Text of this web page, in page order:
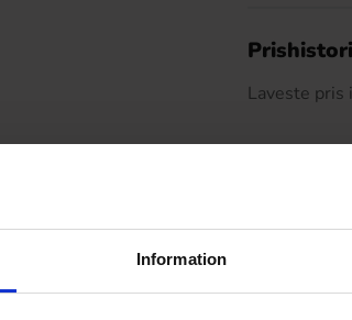
Information
Laveste
-10%